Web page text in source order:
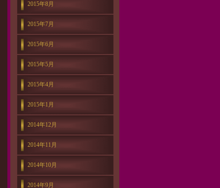
2015年8月
2015年7月
2015年6月
2015年5月
2015年4月
2015年1月
2014年12月
2014年11月
2014年10月
2014年9月